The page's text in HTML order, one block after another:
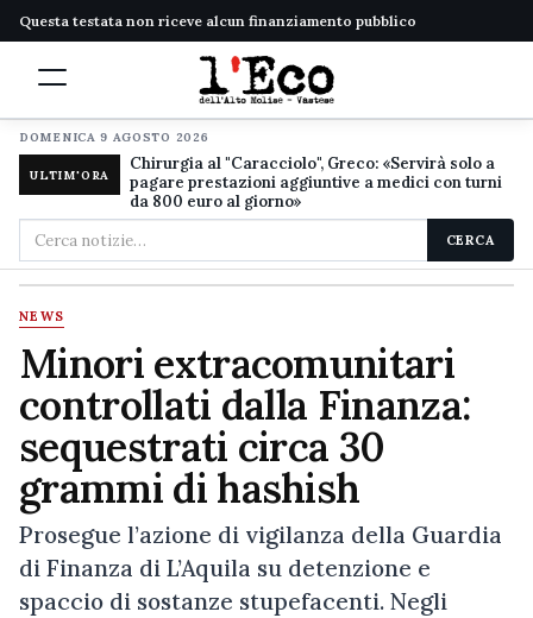
Questa testata non riceve alcun finanziamento pubblico
DOMENICA 9 AGOSTO 2026
ULTIM'ORA
Chirurgia al "Caracciolo", Greco: «Servirà solo a
pagare prestazioni aggiuntive a medici con turni
da 800 euro al giorno»
Cerca
nel
sito
CERCA
NEWS
Minori extracomunitari
controllati dalla Finanza:
sequestrati circa 30
grammi di hashish
Prosegue l’azione di vigilanza della Guardia
di Finanza di L’Aquila su detenzione e
spaccio di sostanze stupefacenti. Negli